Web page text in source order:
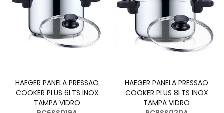
HAEGER PANELA PRESSAO
COOKER PLUS 6LTS INOX
TAMPA VIDRO
HAEGER PANELA PRESSAO
COOKER PLUS 8LTS INOX
TAMPA VIDRO